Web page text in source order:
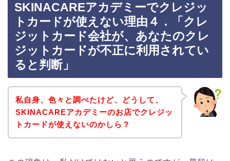
SKINACAREアカデミーでクレジッ
トカードが使えない理由４．「クレ
ジットカード会社が、あなたのクレ
ジットカードが不正に利用されてい
ると判断」
私自身、色々と調べたけど、どうして、
SKINACAREアカデミーのお店でクレジッ
トカードが使えないのかしら？